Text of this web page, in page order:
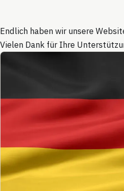
Endlich haben wir unsere
Vielen Dank für Ihre